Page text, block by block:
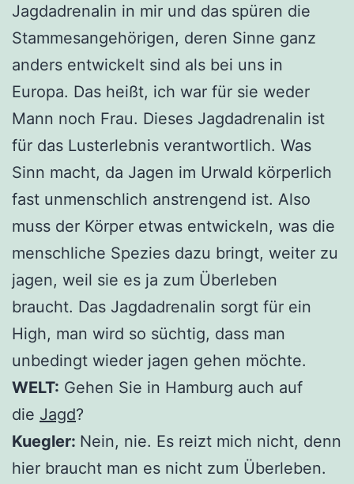
Jagdadrenalin in mir und das spüren die
Stammesangehörigen, deren Sinne ganz
anders entwickelt sind als bei uns in
Europa. Das heißt, ich war für sie weder
Mann noch Frau. Dieses Jagdadrenalin ist
für das Lusterlebnis verantwortlich. Was
Sinn macht, da Jagen im Urwald körperlich
fast unmenschlich anstrengend ist. Also
muss der Körper etwas entwickeln, was die
menschliche Spezies dazu bringt, weiter zu
jagen, weil sie es ja zum Überleben
braucht. Das Jagdadrenalin sorgt für ein
High, man wird so süchtig, dass man
unbedingt wieder jagen gehen möchte.
WELT: Gehen Sie in Hamburg auch auf
die Jagd?
Kuegler: Nein, nie. Es reizt mich nicht, denn
hier braucht man es nicht zum Überleben.